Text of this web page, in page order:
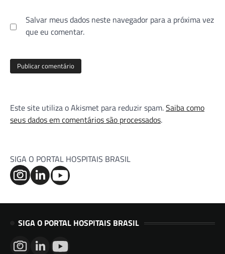
Salvar meus dados neste navegador para a próxima vez
que eu comentar.
Este site utiliza o Akismet para reduzir spam.Saiba como
seus dados em comentários são processados.
SIGA O PORTAL HOSPITAIS BRASIL
SIGA O PORTAL HOSPITAIS BRASIL